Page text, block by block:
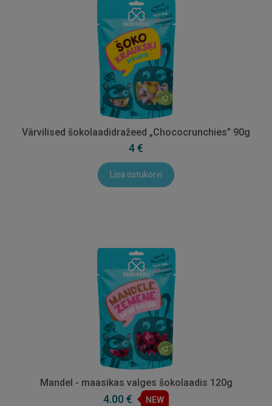
Värvilised šokolaadidražeed „Chococrunchies” 90g
4 €
Lisa ostukorvi
Mandel - maasikas valges šokolaadis 120g
4.00 € NEW